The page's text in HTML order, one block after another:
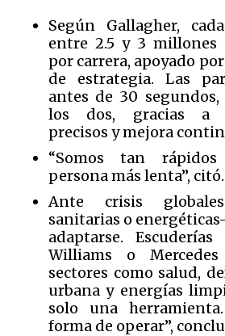
Según Gallagher,
entre 2.5 y 3 millones
por carrera, apoyado
de estrategia. Las
antes de 30
los dos, gracias a
precisos y mejora
“Somos tan
persona más lenta”, citó.
Ante crisis
sanitarias o
adaptarse.
Williams o
sectores como salud,
urbana y energías
solo una
forma de operar”,